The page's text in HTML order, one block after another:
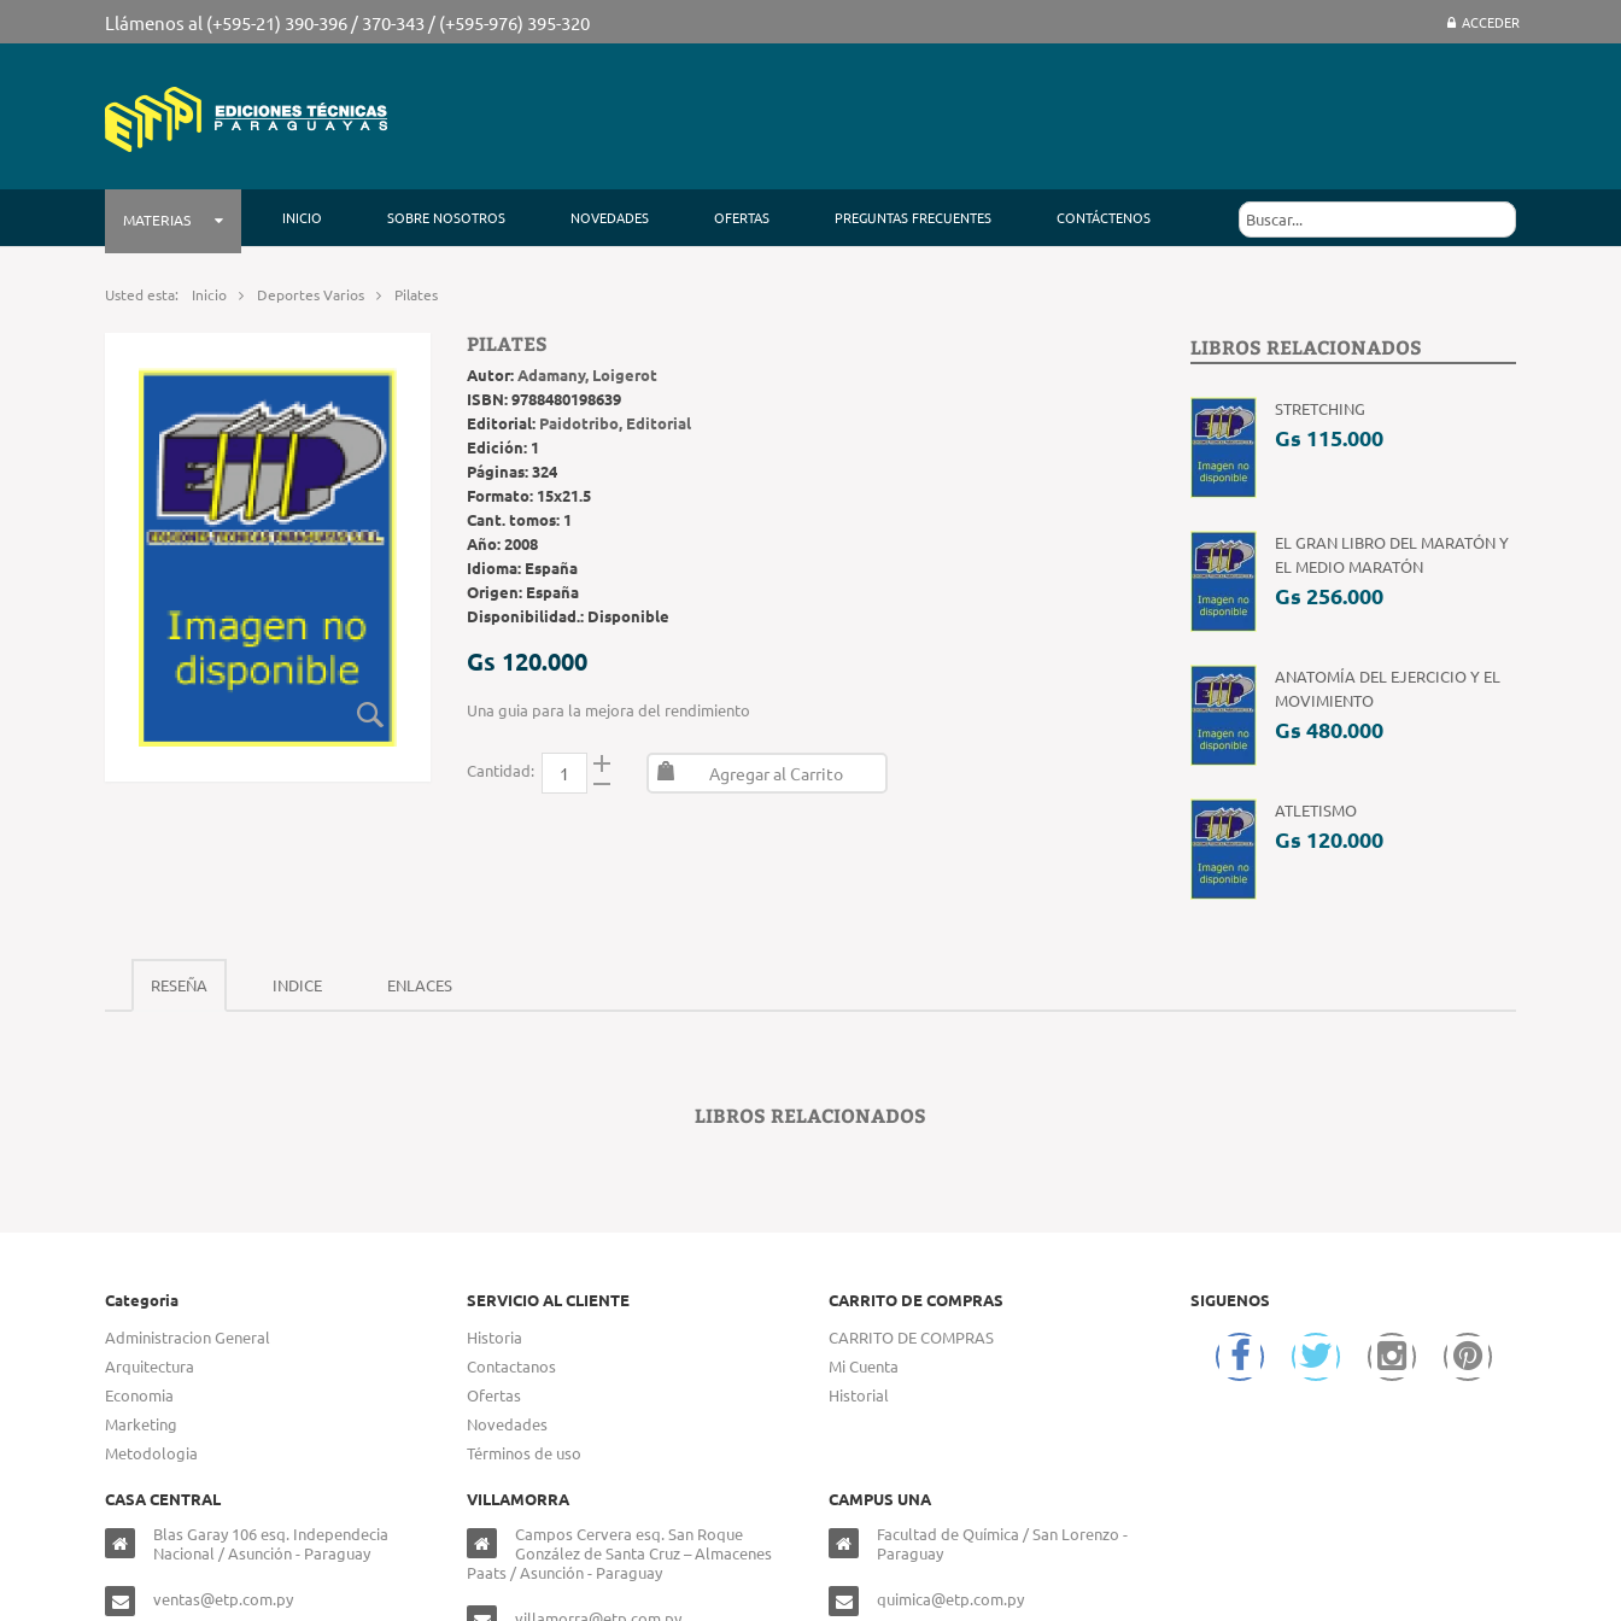
Llámenos al (+595-21) 390-396 / 370-343 / (+595-976) 395-320 ACCEDER
MATERIAS INICIO SOBRE NOSOTROS NOVEDADES OFERTAS PREGUNTAS FRECUENTES CONTÁCTENOS
Usted esta: Inicio Deportes Varios Pilates
PILATES
Autor:Adamany, Loigerot
ISBN:9788480198639
Editorial: Paidotribo, Editorial
Edición: 1
Páginas:324
Formato: 15x21.5
Cant. tomos: 1
Año:2008
Idioma: España
Origen: España
Disponibilidad.: Disponible
Gs 120.000
Una guia para la mejora del rendimiento
Cantidad: Agregar al Carrito
LIBROS RELACIONADOS
STRETCHING
Gs 115.000
EL GRAN LIBRO DEL MARATÓN Y
EL MEDIO MARATÓN
Gs 256.000
ANATOMÍA DEL EJERCICIO Y EL
MOVIMIENTO
Gs 480.000
ATLETISMO
Gs 120.000
RESEÑA INDICE ENLACES
LIBROS RELACIONADOS
Categoria
Administracion General
Arquitectura
Economia
Marketing
Metodologia
SERVICIO AL CLIENTE
Historia
Contactanos
Ofertas
Novedades
Términos de uso
CARRITO DE COMPRAS
CARRITO DE COMPRAS
Mi Cuenta
Historial
SIGUENOS
CASA CENTRAL
Blas Garay 106 esq. Independecia
Nacional / Asunción - Paraguay
ventas@etp.com.py
VILLAMORRA
Campos Cervera esq. San Roque
González de Santa Cruz – Almacenes
Paats / Asunción - Paraguay
CAMPUS UNA
Facultad de Química / San Lorenzo -
Paraguay
quimica@etp.com.py